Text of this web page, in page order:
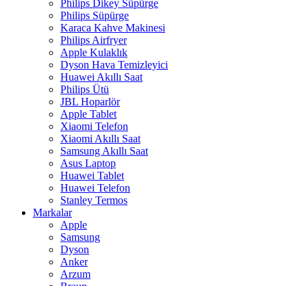
Philips Dikey Süpürge
Philips Süpürge
Karaca Kahve Makinesi
Philips Airfryer
Apple Kulaklık
Dyson Hava Temizleyici
Huawei Akıllı Saat
Philips Ütü
JBL Hoparlör
Apple Tablet
Xiaomi Telefon
Xiaomi Akıllı Saat
Samsung Akıllı Saat
Asus Laptop
Huawei Tablet
Huawei Telefon
Stanley Termos
Markalar
Apple
Samsung
Dyson
Anker
Arzum